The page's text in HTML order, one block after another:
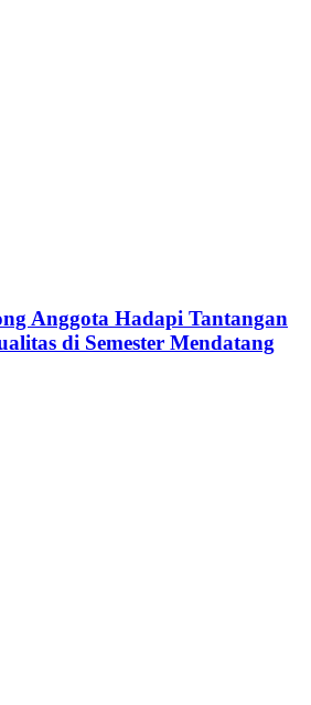
Anggota Hadapi Tantangan
di Semester Mendatang